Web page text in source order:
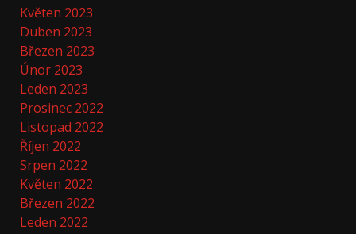
Květen 2023
Duben 2023
Březen 2023
Únor 2023
Leden 2023
Prosinec 2022
Listopad 2022
Říjen 2022
Srpen 2022
Květen 2022
Březen 2022
Leden 2022